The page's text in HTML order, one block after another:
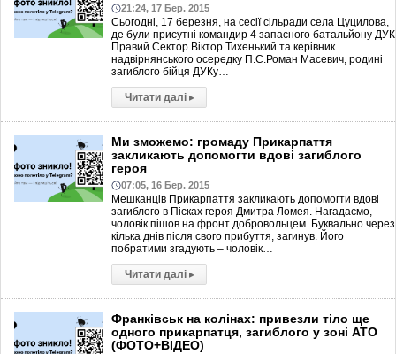
21:24, 17 Бер. 2015
Сьогодні, 17 березня, на сесії сільради села Цуцилова,
де були присутні командир 4 запасного батальйону ДУК
Правий Сектор Віктор Тихенький та керівник
надвірнянського осередку П.С.Роман Масевич, родині
загиблого бійця ДУКу…
Читати далі ▸
Ми зможемо: громаду Прикарпаття
закликають допомогти вдові загиблого
героя
07:05, 16 Бер. 2015
Мешканців Прикарпаття закликають допомогти вдові
загиблого в Пісках героя Дмитра Ломея. Нагадаємо,
чоловік пішов на фронт добровольцем. Буквально через
кілька днів після свого прибуття, загинув. Його
побратими згадують – чоловік…
Читати далі ▸
Франківськ на колінах: привезли тіло ще
одного прикарпатця, загиблого у зоні АТО
(ФОТО+ВІДЕО)